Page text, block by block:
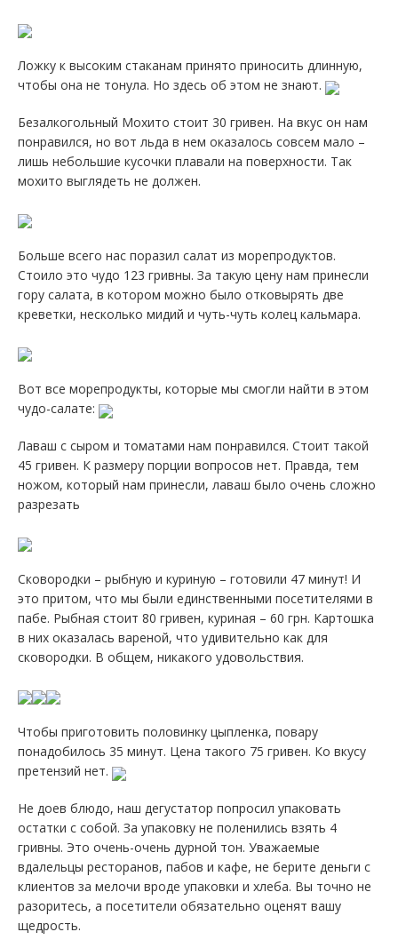
Ложку к высоким стаканам принято приносить длинную,
чтобы она не тонула. Но здесь об этом не знают.
Безалкогольный Мохито стоит 30 гривен. На вкус он нам
понравился, но вот льда в нем оказалось совсем мало –
лишь небольшие кусочки плавали на поверхности. Так
мохито выглядеть не должен.
Больше всего нас поразил салат из морепродуктов.
Стоило это чудо 123 гривны. За такую цену нам принесли
гору салата, в котором можно было отковырять две
креветки, несколько мидий и чуть-чуть колец кальмара.
Вот все морепродукты, которые мы смогли найти в этом
чудо-салате:
Лаваш с сыром и томатами нам понравился. Стоит такой
45 гривен. К размеру порции вопросов нет. Правда, тем
ножом, который нам принесли, лаваш было очень сложно
разрезать
Сковородки – рыбную и куриную – готовили 47 минут! И
это притом, что мы были единственными посетителями в
пабе. Рыбная стоит 80 гривен, куриная – 60 грн. Картошка
в них оказалась вареной, что удивительно как для
сковородки. В общем, никакого удовольствия.
Чтобы приготовить половинку цыпленка, повару
понадобилось 35 минут. Цена такого 75 гривен. Ко вкусу
претензий нет.
Не доев блюдо, наш дегустатор попросил упаковать
остатки с собой. За упаковку не поленились взять 4
гривны. Это очень-очень дурной тон. Уважаемые
вдалельцы ресторанов, пабов и кафе, не берите деньги с
клиентов за мелочи вроде упаковки и хлеба. Вы точно не
разоритесь, а посетители обязательно оценят вашу
щедрость.